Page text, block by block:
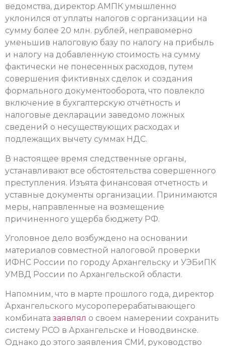
ведомства, директор АМПК умышленно
уклонился от уплаты налогов с организации на
сумму более 20 млн. рублей, неправомерно
уменьшив налоговую базу по налогу на прибыль
и налогу на добавленную стоимость на сумму
фактически не понесенных расходов, путем
совершения фиктивных сделок и создания
формального документооборота, что повлекло
включение в бухгалтерскую отчётность и
налоговые декларации заведомо ложных
сведений о несуществующих расходах и
подлежащих вычету суммах НДС.
В настоящее время следственные органы,
устанавливают все обстоятельства совершенного
преступления. Изъята финансовая отчетность и
уставные документы организации. Принимаются
меры, направленные на возмещение
причиненного ущерба бюджету РФ.
Уголовное дело возбуждено на основании
материалов совместной налоговой проверки
ИФНС России по городу Архангельску и УЭБиПК
УМВД России по Архангельской области.
Напомним, что в марте прошлого года, директор
Архангельского мусороперерабатывающего
комбината заявлял о своем намерении сохранить
систему РСО в Архангельске и Новодвинске.
Однако до этого заявления СМИ, руководство